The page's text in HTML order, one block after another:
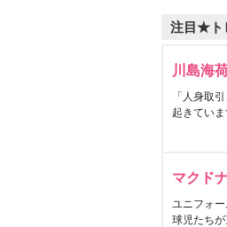
注目★ト
川島海
「人身取
起きてい
マクド
ユニフォ
球児たち